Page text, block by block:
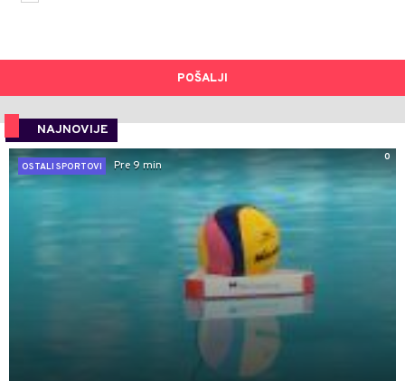
POŠALJI
NAJNOVIJE
0
OSTALI SPORTOVI
Pre 9 min